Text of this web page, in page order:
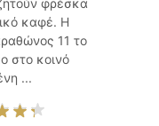
φρέσκα
καφέ. Η
11 το
στο κοινό
...